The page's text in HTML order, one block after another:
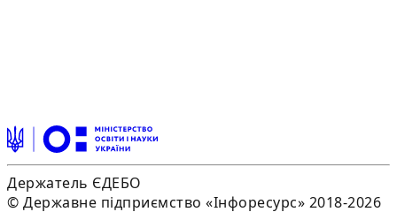
Держатель ЄДЕБО
© Державне підприємство «Інфоресурс» 2018-2026